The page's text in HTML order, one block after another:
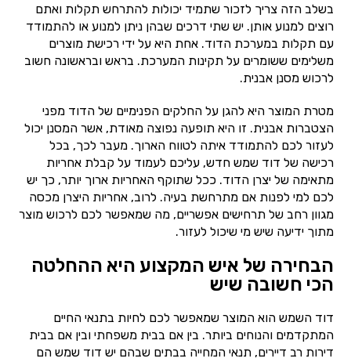
בשלב הזה צריך לזכור שתמיד יכולות להתרחש תקלות ואתם
רוצים למנוע אותן. יש שתי דרכים שבהן ניתן למנוע או להתמודד
עם תקלות במערכת הדוד. אחת היא על ידי רכישת מוצרים
משלימים ששומרים על תקינות המערכת. בראש ובראשונה חשוב
לרכוש מסנן אבנית.
מטרת המוצר היא להגן על החלקים הפנימיים של הדוד מפני
הצטברות אבנית. זו היא תופעה נפוצה מאודת, אשר המסנן יכול
לעזור לכם להתמודד איתה לטווח הארוך. מעבר לכך, בכל
רכישה של דוד שמש חדש, עליכם לעמוד על קבלת אחריות
מתאימה של יצרן הדוד. ככל שתוקף האחריות ארוך יותר, כך יש
לכם למי לפנות אם מתרחשת בעיה. לרוב, אחריות היצרן מכסה
מגוון רחב של תרחישים אפשריים, מה שמאפשר לכם לרכוש מוצר
מתוך ידיעה שיש מי שיכול לעזור.
הבחירה של איש המקצוע היא ההחלטה
הכי חשובה שיש
דוד השמש הוא המוצר שמאפשר לכם לחיות בתנאי החיים
המתקדמים והנוחים ביותר. בין אם בבית משפחתי ובין אם בבית
דירות רב דיירים, תנאי המחייה בבתים שבהם יש דוד שמש הם